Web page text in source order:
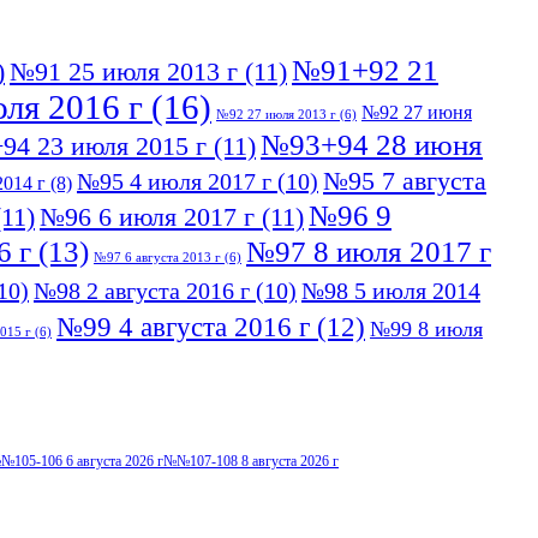
№91 25 июля 2013 г (11)№91+92 21
2016 г (16) №92 27 июля 2013 г (6) №92 27 июня
23 июля 2015 г (11)№93+94 28 июня
г (8) №95 4 июля 2017 г (10) №95 7 августа
№96 6 июля 2017 г (11)№96 9
г (13) №97 6 августа 2013 г (6) №97 8 июля 2017 г
№98 2 августа 2016 г (10) №98 5 июля 2014
г (6) №99 4 августа 2016 г (12) №99 8 июля
106 6 августа 2026 г№№107-108 8 августа 2026 г